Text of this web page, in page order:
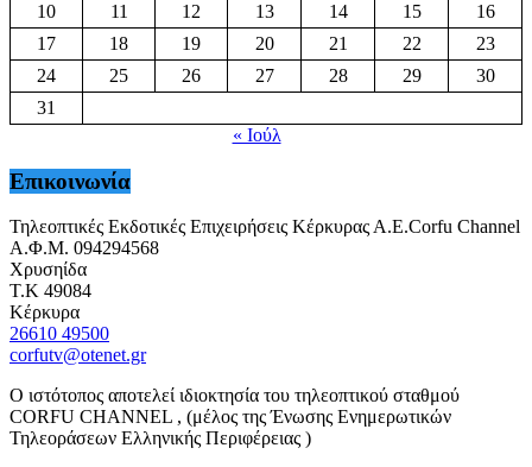
10
11 12 13 14 15
16
17
18 19 20 21 22
23
24
25 26 27 28 29
30
31
« Ιούλ
Επικοινωνία
Τηλεοπτικές Εκδοτικές Επιχειρήσεις Κέρκυρας Α.Ε.Corfu Channel
Α.Φ.Μ. 094294568
Χρυσηίδα
Τ.Κ 49084
Κέρκυρα
26610 49500
corfutv@otenet.gr
Ο ιστότοπος αποτελεί ιδιοκτησία του τηλεοπτικού σταθμού
CORFU CHANNEL , (μέλος της Ένωσης Ενημερωτικών
Τηλεοράσεων Ελληνικής Περιφέρειας )